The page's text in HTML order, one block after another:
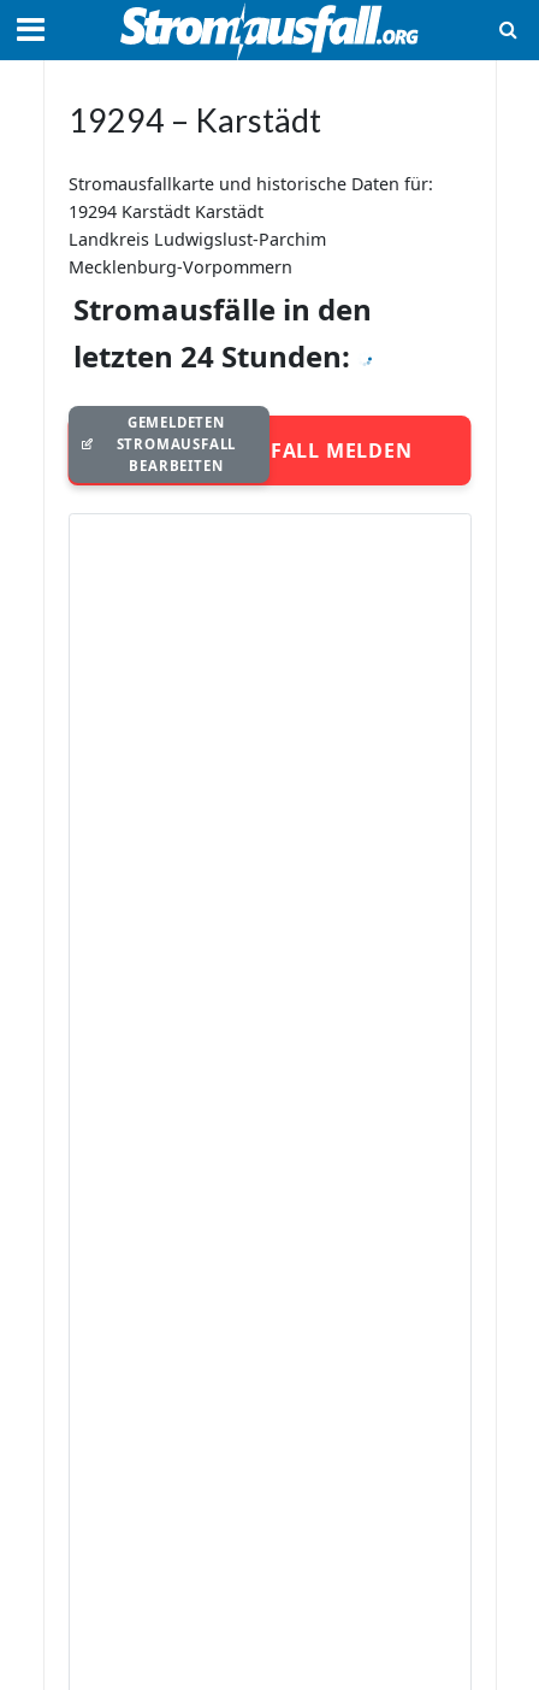
19294 – Karstädt
Stromausfallkarte und historische Daten für:
19294 Karstädt Karstädt
Landkreis Ludwigslust-Parchim
Mecklenburg-Vorpommern
Stromausfälle in den
letzten 24 Stunden:
STROMAUSFALL MELDEN
GEMELDETEN
STROMAUSFALL
BEARBEITEN